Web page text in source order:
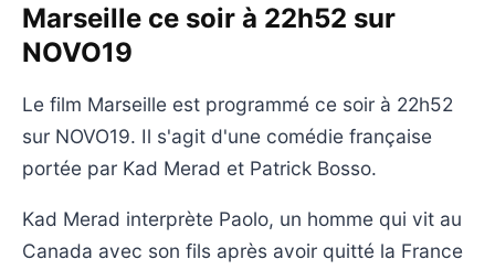
Marseille ce soir à 22h52 sur
NOVO19
Le film Marseille est programmé ce soir à 22h52
sur NOVO19. Il s'agit d'une comédie française
portée par Kad Merad et Patrick Bosso.
Kad Merad interprète Paolo, un homme qui vit au
Canada avec son fils après avoir quitté la France